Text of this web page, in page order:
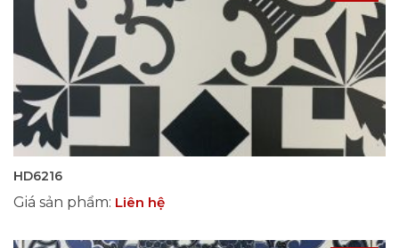
HD6216
Giá sản phẩm: Liên hệ